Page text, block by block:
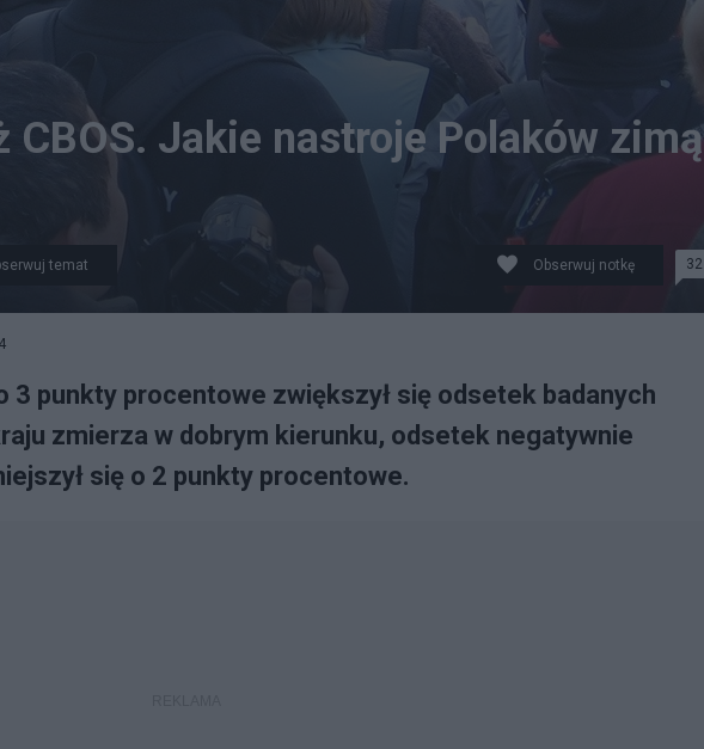
CBOS. Jakie nastroje Polaków zimą
temat Obserwuj notkę 32
3 punkty procentowe zwiększył się odsetek badanych
zmierza w dobrym kierunku, odsetek negatywnie
się o 2 punkty procentowe.